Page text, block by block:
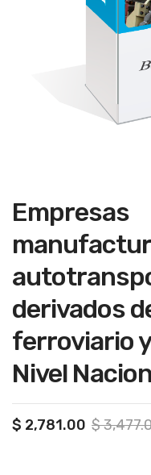
Empresas
derivados
ferroviario
Nivel
$
$ 2,781.00